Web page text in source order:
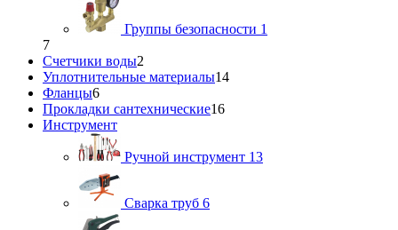
Группы безопасности 1
7
Счетчики воды2
Уплотнительные материалы14
Фланцы6
Прокладки сантехнические16
Инструмент
Ручной инструмент 13
Сварка труб 6